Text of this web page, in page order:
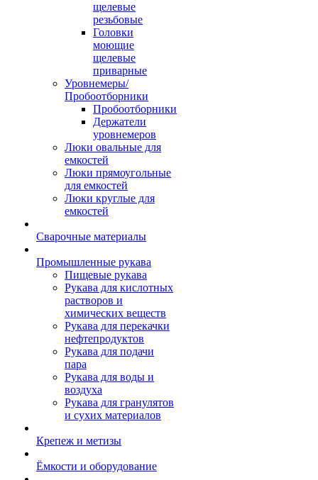
щелевые
резьбовые
Головки
моющие
щелевые
приварные
Уровнемеры/
Пробоотборники
Пробоотборники
Держатели
уровнемеров
Люки овальные для
емкостей
Люки прямоугольные
для емкостей
Люки круглые для
емкостей
Сварочные материалы
Промышленные рукава
Пищевые рукава
Рукава для кислотных
растворов и
химических веществ
Рукава для перекачки
нефтепродуктов
Рукава для подачи
пара
Рукава для воды и
воздуха
Рукава для гранулятов
и сухих материалов
Крепеж и метизы
Ёмкости и оборудование